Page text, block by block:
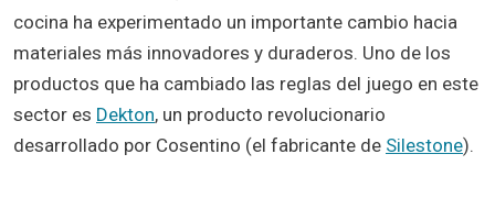
cocina ha experimentado un importante cambio hacia
materiales más innovadores y duraderos. Uno de los
productos que ha cambiado las reglas del juego en este
sector es Dekton, un producto revolucionario
desarrollado por Cosentino (el fabricante de Silestone).